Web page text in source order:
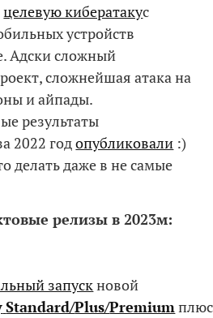
целевую кибератакус
устройств
Адски сложный
сложнейшая атака на
и айпады.
результаты
2022 годопубликовали :)
делать даже в не самые
релизы в 2023м:
запускновой
Standard/Plus/Premiumплюс